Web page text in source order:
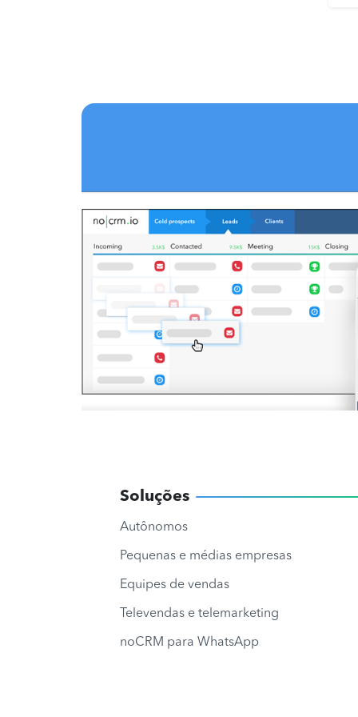
Soluções
Autônomos
Pequenas e médias empresas
Equipes de vendas
Televendas e telemarketing
noCRM para WhatsApp